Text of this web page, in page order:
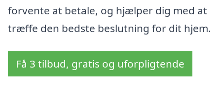
forvente at betale, og hjælper dig med at
træffe den bedste beslutning for dit hjem.
Få 3 tilbud, gratis og uforpligtende